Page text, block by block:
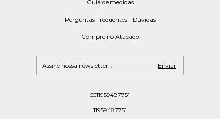
Guia de medidas
Perguntas Frequentes - Dúvidas
Compre no Atacado
5511959487751
11959487751